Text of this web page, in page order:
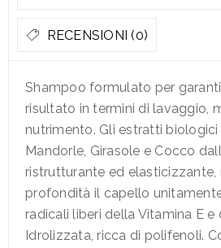
RECENSIONI (0)
Shampoo formulato per
risultato in termini di lavaggio,
nutrimento. Gli estratti biologici
Mandorle, Girasole e Cocco
ristrutturante ed elasticizzante,
profondità il capello
radicali liberi della Vitamina E e
Idrolizzata, ricca di polifenoli.